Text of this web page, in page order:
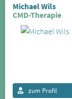
Michael Wils
CMD-Therapie
zum Profil